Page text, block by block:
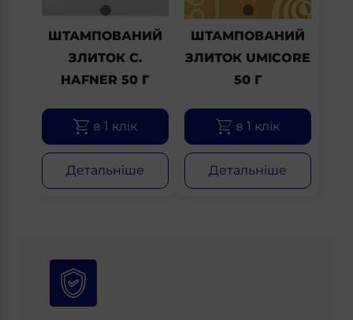
ШТАМПОВАНИЙ
ЗЛИТОК C.
HAFNER 50 Г
в 1 клік
Детальніше
ШТАМПОВАНИЙ
ЗЛИТОК UMICORE
50 Г
в 1 клік
Детальніше